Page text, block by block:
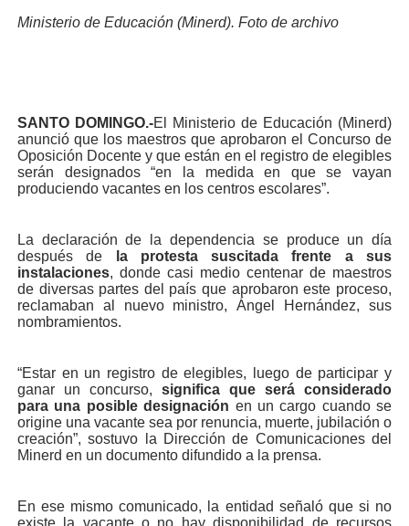
Ministerio de Educación (Minerd). Foto de archivo
SANTO DOMINGO.-El Ministerio de Educación (Minerd)
anunció que los maestros que aprobaron el Concurso de
Oposición Docente y que están en el registro de elegibles
serán designados “en la medida en que se vayan
produciendo vacantes en los centros escolares”.
La declaración de la dependencia se produce un día
después de
la protesta suscitada frente a sus
instalaciones, donde casi medio centenar de maestros
de diversas partes del país que aprobaron este proceso,
reclamaban al nuevo ministro, Ángel Hernández, sus
nombramientos.
“Estar en un registro de elegibles, luego de participar y
ganar un concurso, significa que será considerado
para una posible designación en un cargo cuando se
origine una vacante sea por renuncia, muerte, jubilación o
creación”, sostuvo la Dirección de Comunicaciones del
Minerd en un documento difundido a la prensa.
En ese mismo comunicado, la entidad señaló que si no
existe la vacante o no hay disponibilidad de recursos